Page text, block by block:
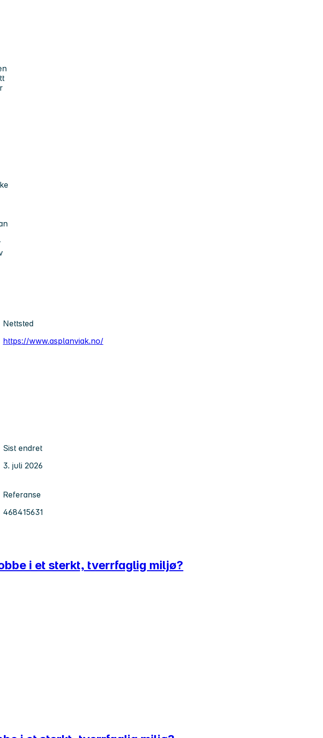
Nettsted
https://www.asplanviak.no/
Sist endret
3. juli 2026
Referanse
468415631
i et sterkt, tverrfaglig miljø?